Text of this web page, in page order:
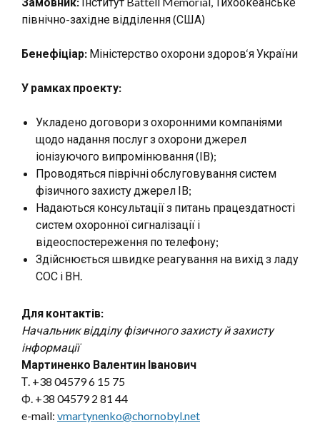
північно-західне відділення (США)
Бенефіціар: Міністерство охорони здоров‘я України
У рамках проекту:
Укладено договори з охоронними компаніями
щодо надання послуг з охорони джерел
іонізуючого випромінювання (ІВ);
Проводяться піврічні обслуговування систем
фізичного захисту джерел ІВ;
Надаються консультації з питань працездатності
систем охоронної сигналізації і
відеоспостереження по телефону;
Здійснюється швидке реагування на вихід з ладу
СОС і ВН.
Для контактів:
Начальник відділу фізичного захисту й захисту
інформації
Мартиненко Валентин Іванович
Т. +38 04579 6 15 75
Ф. +38 04579 2 81 44
e-mail: vmartynenko@chornobyl.net